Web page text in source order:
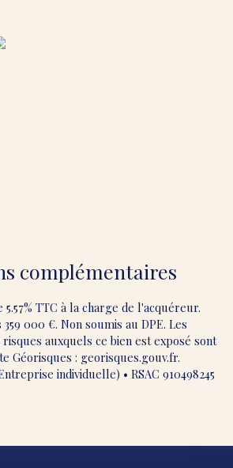
complémentaires
TTC à la charge de l'acquéreur.
000 €. Non soumis au DPE. Les
auxquels ce bien est exposé sont
Géorisques : georisques.gouv.fr.
individuelle) • RSAC 910498245